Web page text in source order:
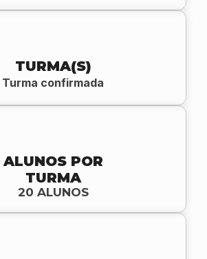
TURMA(S)
Turma confirmada
ALUNOS POR
TURMA
20 ALUNOS